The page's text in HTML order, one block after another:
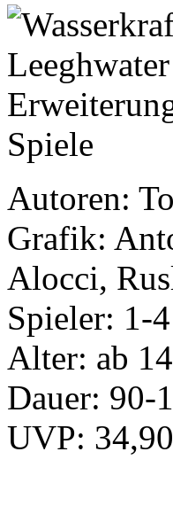
Autoren:
Grafik:
Alocci,
Spieler: 1-4
Alter: ab 14
Dauer: 90-
UVP: